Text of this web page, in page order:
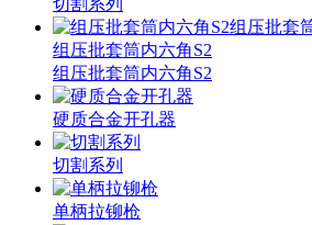
切割系列
组压批套筒内六角S2
组压批套筒内六角S2
硬质合金开孔器
切割系列
单柄拉铆枪